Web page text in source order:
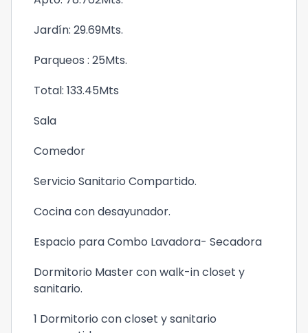
Jardín: 29.69Mts.
Parqueos : 25Mts.
Total: 133.45Mts
Sala
Comedor
Servicio Sanitario Compartido.
Cocina con desayunador.
Espacio para Combo Lavadora- Secadora
Dormitorio Master con walk-in closet y
sanitario.
1 Dormitorio con closet y sanitario